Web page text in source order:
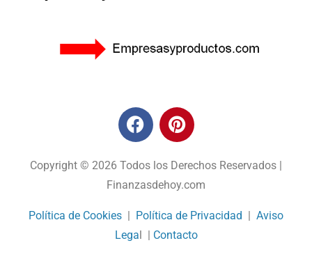
Copyright © 2026 Todos los Derechos Reservados |
Finanzasdehoy.com
Política de Cookies | Política de Privacidad | Aviso
Legal | Contacto